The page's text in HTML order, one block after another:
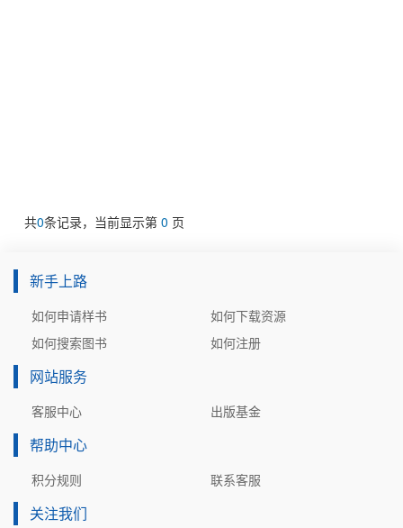
共0条记录，当前显示第 0 页
新手上路
如何申请样书
如何下载资源
如何搜索图书
如何注册
网站服务
客服中心 出版基金
帮助中心
积分规则 联系客服
关注我们